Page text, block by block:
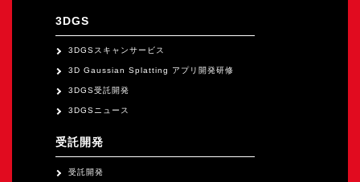
オンライン
3DGS
3DGSスキャンサービス
3D Gaussian Splatting アプリ開発研修
3DGS受託開発
3DGSニュース
受託開発
受託開発